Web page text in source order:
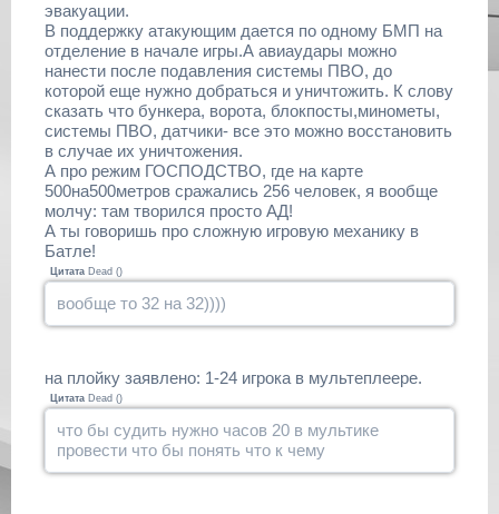
эвакуации.
В поддержку атакующим дается по одному БМП на
отделение в начале игры.А авиаудары можно
нанести после подавления системы ПВО, до
которой еще нужно добраться и уничтожить. К слову
сказать что бункера, ворота, блокпосты,минометы,
системы ПВО, датчики- все это можно восстановить
в случае их уничтожения.
А про режим ГОСПОДСТВО, где на карте
500на500метров сражались 256 человек, я вообще
молчу: там творился просто АД!
А ты говоришь про сложную игровую механику в
Батле!
Цитата Dead ()
вообще то 32 на 32))))
на плойку заявлено: 1-24 игрока в мультеплеере.
Цитата Dead ()
что бы судить нужно часов 20 в мультике
провести что бы понять что к чему